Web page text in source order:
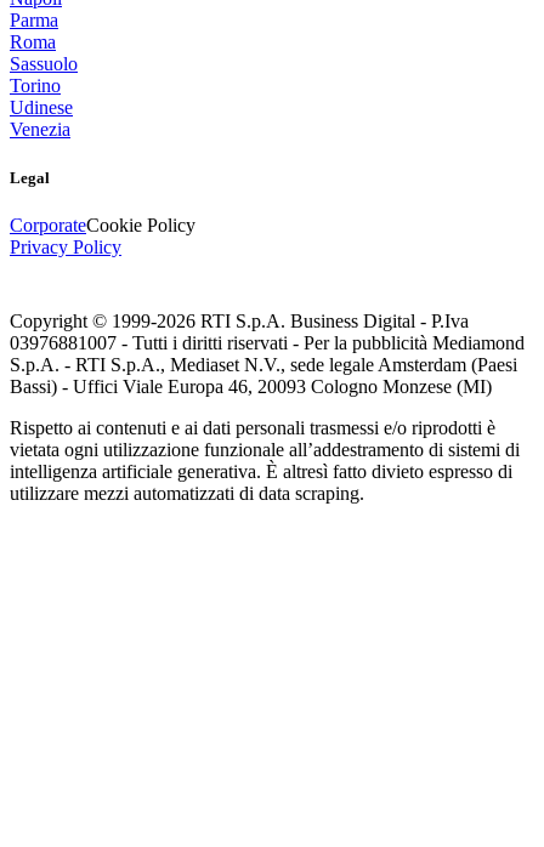
Parma
Roma
Sassuolo
Torino
Udinese
Venezia
Legal
CorporateCookie Policy
Privacy Policy
Copyright © 1999-2026 RTI S.p.A. Business Digital - P.Iva
03976881007 - Tutti i diritti riservati - Per la pubblicità Mediamond
S.p.A. - RTI S.p.A., Mediaset N.V., sede legale Amsterdam (Paesi
Bassi) - Uffici Viale Europa 46, 20093 Cologno Monzese (MI)
Rispetto ai contenuti e ai dati personali trasmessi e/o riprodotti è
vietata ogni utilizzazione funzionale all’addestramento di sistemi di
intelligenza artificiale generativa. È altresì fatto divieto espresso di
utilizzare mezzi automatizzati di data scraping.